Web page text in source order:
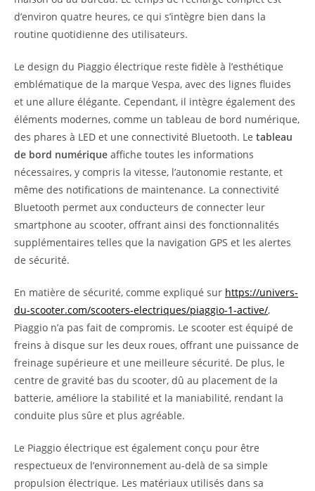
d’environ quatre heures, ce qui s’intègre bien dans la
routine quotidienne des utilisateurs.
Le design du Piaggio électrique reste fidèle à l’esthétique
emblématique de la marque Vespa, avec des lignes fluides
et une allure élégante. Cependant, il intègre également des
éléments modernes, comme un tableau de bord numérique,
des phares à LED et une connectivité Bluetooth. Le tableau
de bord numérique affiche toutes les informations
nécessaires, y compris la vitesse, l’autonomie restante, et
même des notifications de maintenance. La connectivité
Bluetooth permet aux conducteurs de connecter leur
smartphone au scooter, offrant ainsi des fonctionnalités
supplémentaires telles que la navigation GPS et les alertes
de sécurité.
En matière de sécurité, comme expliqué sur https://univers-
du-scooter.com/scooters-electriques/piaggio-1-active/,
Piaggio n’a pas fait de compromis. Le scooter est équipé de
freins à disque sur les deux roues, offrant une puissance de
freinage supérieure et une meilleure sécurité. De plus, le
centre de gravité bas du scooter, dû au placement de la
batterie, améliore la stabilité et la maniabilité, rendant la
conduite plus sûre et plus agréable.
Le Piaggio électrique est également conçu pour être
respectueux de l’environnement au-delà de sa simple
propulsion électrique. Les matériaux utilisés dans sa